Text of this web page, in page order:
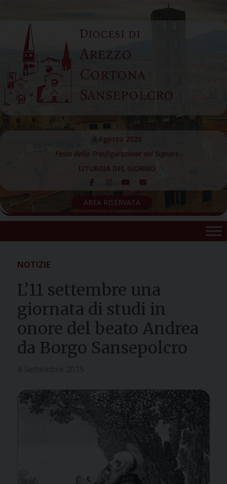
content
Diocesi di
Arezzo
Cortona
Sansepolcro
6 Agosto 2026
Festa della Trasfigurazione del Signore
LITURGIA DEL GIORNO
AREA RISERVATA
NOTIZIE
L’11 settembre una
giornata di studi in
onore del beato Andrea
da Borgo Sansepolcro